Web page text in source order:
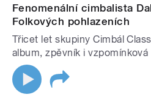
Fenomenální cimbalista
Folkových pohlazeních
Třicet let skupiny Cimbál
album, zpěvník i